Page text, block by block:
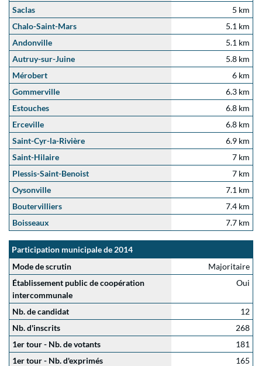
Saclas
5 km
Chalo-Saint-Mars
5.1 km
Andonville
5.1 km
Autruy-sur-Juine
5.8 km
Mérobert
6 km
Gommerville
6.3 km
Estouches
6.8 km
Erceville
6.8 km
Saint-Cyr-la-Rivière
6.9 km
Saint-Hilaire
7 km
Plessis-Saint-Benoist
7 km
Oysonville
7.1 km
Boutervilliers
7.4 km
Boisseaux
7.7 km
Participation municipale de 2014
Mode de scrutin
Majoritaire
Établissement public de coopération
intercommunale
Oui
Nb. de candidat
12
Nb. d'inscrits
268
1er tour - Nb. de votants
181
1er tour - Nb. d'exprimés
165